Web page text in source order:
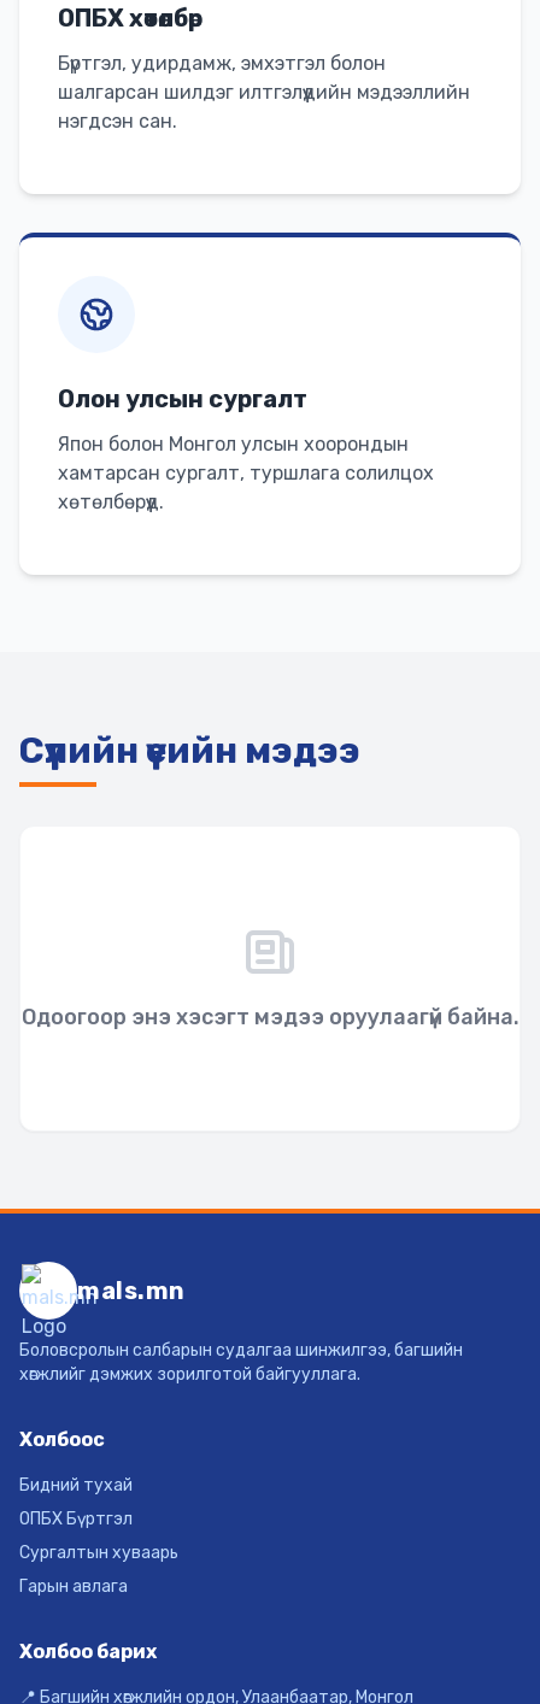
ОПБХ хөтөлбөр
Бүртгэл, удирдамж, эмхэтгэл болон
шалгарсан шилдэг илтгэлүүдийн мэдээллийн
нэгдсэн сан.
Олон улсын сургалт
Япон болон Монгол улсын хоорондын
хамтарсан сургалт, туршлага солилцох
хөтөлбөрүүд.
Сүүлийн үеийн мэдээ
Одоогоор энэ хэсэгт мэдээ оруулаагүй байна.
mals.mn
Боловсролын салбарын судалгаа шинжилгээ, багшийн
хөгжлийг дэмжих зорилготой байгууллага.
Холбоос
Бидний тухай
ОПБХ Бүртгэл
Сургалтын хуваарь
Гарын авлага
Холбоо барих
📍 Багшийн хөгжлийн ордон, Улаанбаатар, Монгол